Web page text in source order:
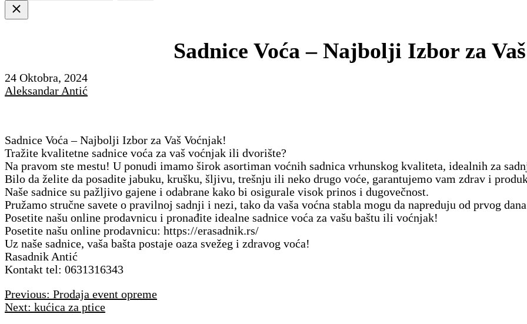
Close
search
Sadnice Voća – Najbolji Izbor za
24 Oktobra, 2024
Aleksandar Antić
Sadnice Voća – Najbolji Izbor za Vaš Voćnjak!
Tražite kvalitetne sadnice voća za vaš voćnjak ili dvorište?
Na pravom ste mestu! U ponudi imamo širok asortiman voćnih sadnica vrhunskog kvaliteta, idealnih za
Bilo da želite da posadite jabuku, krušku, šljivu, trešnju ili neko drugo voće, garantujemo vam zdrav i
Naše sadnice su pažljivo gajene i odabrane kako bi osigurale visok prinos i dugovečnost.
Pružamo stručne savete o pravilnoj sadnji i nezi, tako da vaša voćna stabla mogu da napreduju od prvog
Posetite našu online prodavnicu i pronađite idealne sadnice voća za vašu baštu ili voćnjak!
Posetite našu online prodavnicu: https://erasadnik.rs/
Uz naše sadnice, vaša bašta postaje oaza svežeg i zdravog voća!
Rasadnik Antić
Kontakt tel: 0631316343
Navigacija
članaka
Previous: Prodaja event opreme
Next: kućica za ptice